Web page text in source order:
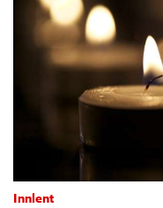
Innlent